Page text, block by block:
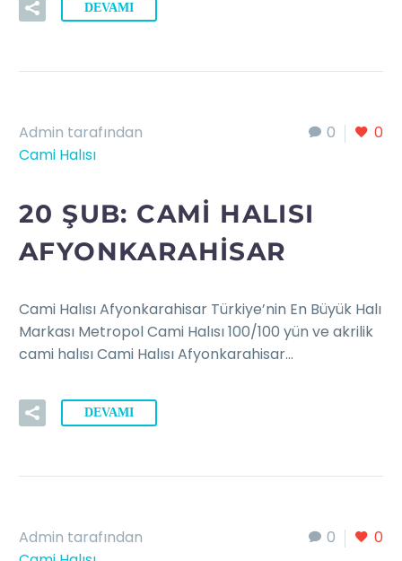
DEVAMI
0 0
Admin tarafından
Cami Halısı
20 ŞUB: CAMI HALISI
AFYONKARAHISAR
Cami Halısı Afyonkarahisar Türkiye’nin En Büyük Halı
Markası Metropol Cami Halısı 100/100 yün ve akrilik
cami halısı Cami Halısı Afyonkarahisar…
DEVAMI
0 0
Admin tarafından